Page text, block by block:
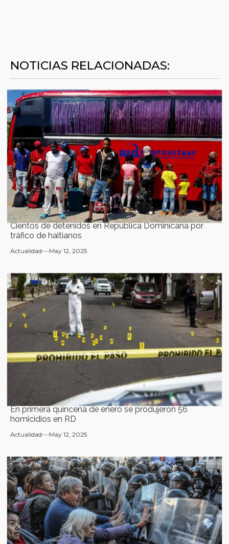
NOTICIAS RELACIONADAS:
Cientos de detenidos en República Dominicana por
tráfico de haitianos
Actualidad May 12, 2025
En primera quincena de enero se produjeron 56
homicidios en RD
Actualidad May 12, 2025